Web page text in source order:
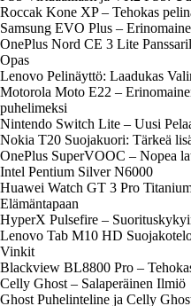
Roccak Kone XP – Tehokas
Samsung EVO Plus –
OnePlus Nord CE 3 Lite
Opas
Lenovo Pelinäyttö: Laadukas
Motorola Moto E22 –
puhelimeksi
Nintendo Switch Lite – Uusi
Nokia T20 Suojakuori: Tärkeä
OnePlus SuperVOOC – Nopea
Intel Pentium Silver N6000
Huawei Watch GT 3 Pro
Elämäntapaan
HyperX Pulsefire –
Lenovo Tab M10 HD
Vinkit
Blackview BL8800 Pro –
Celly Ghost – Salaperäinen Ilmiö
Ghost Puhelinteline ja Celly